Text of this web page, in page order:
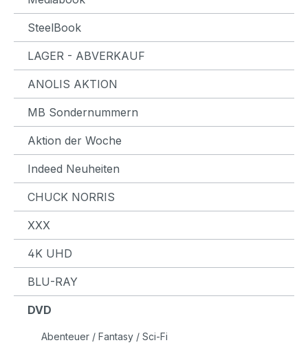
SteelBook
LAGER - ABVERKAUF
ANOLIS AKTION
MB Sondernummern
Aktion der Woche
Indeed Neuheiten
CHUCK NORRIS
XXX
4K UHD
BLU-RAY
DVD
Abenteuer / Fantasy / Sci-Fi